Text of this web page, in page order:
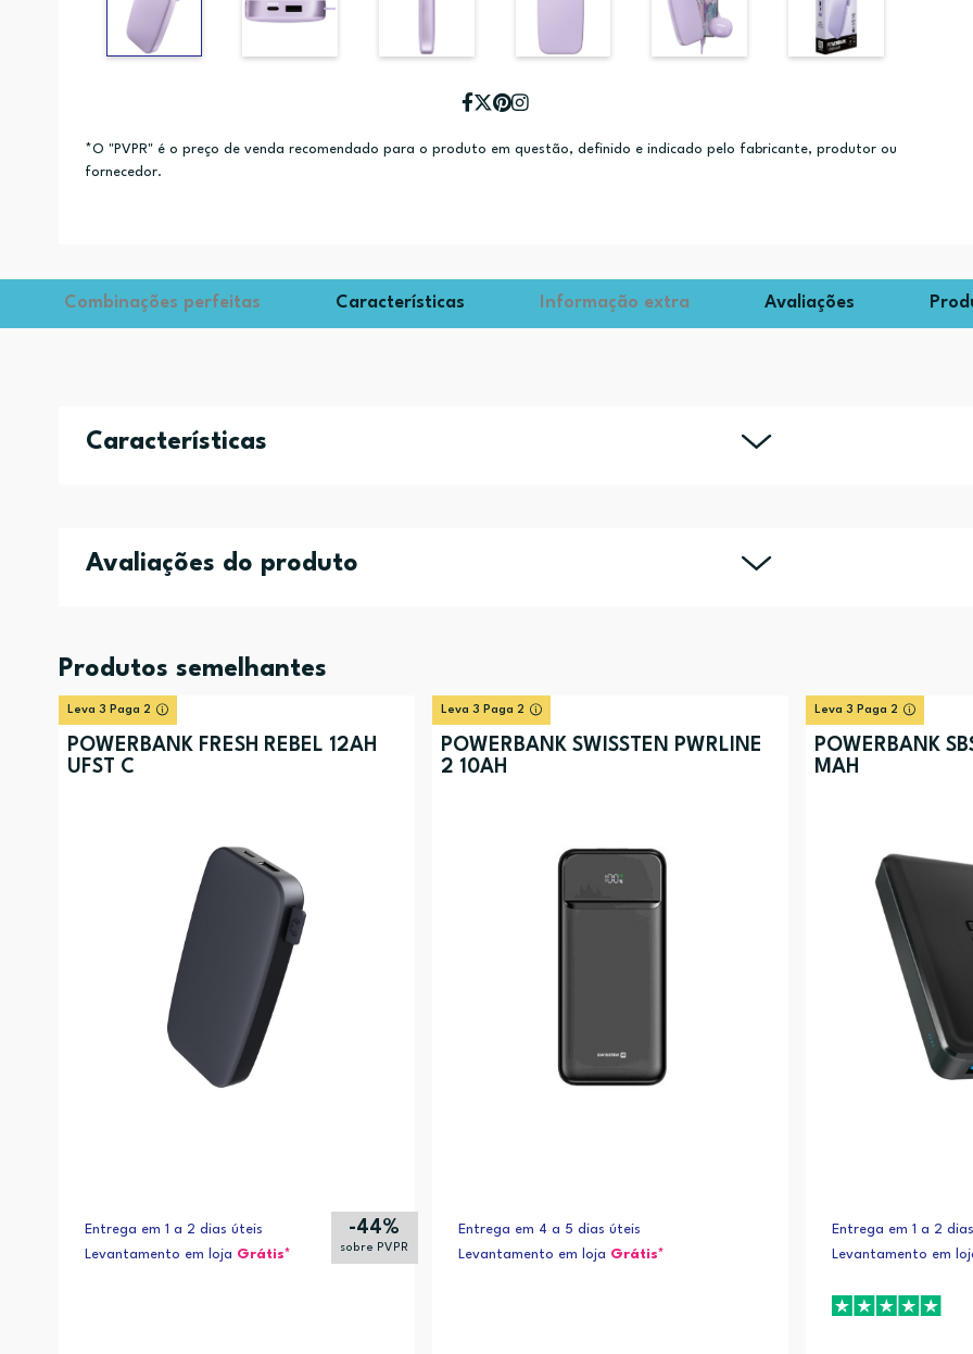
*O "PVPR" é o preço de venda recomendado para o produto em questão, definido e indicado pelo fabricante, produtor ou
fornecedor.
Combinações perfeitas Características Informação extra Avaliações
Características
Avaliações do produto
Produtos semelhantes
Leva 3 Paga 2
POWERBANK FRESH REBEL 12AH
UFST C
Entrega em 1 a 2 dias úteis
Levantamento em loja Grátis*
-44%
sobre PVPR
Leva 3 Paga 2
POWERBANK SWISSTEN PWRLINE
2 10AH
Entrega em 4 a 5 dias úteis
Levantamento em loja Grátis*
Leva 3 Paga 2
POWERBANK
MAH
Entrega em 1 a 2
Levantamento em